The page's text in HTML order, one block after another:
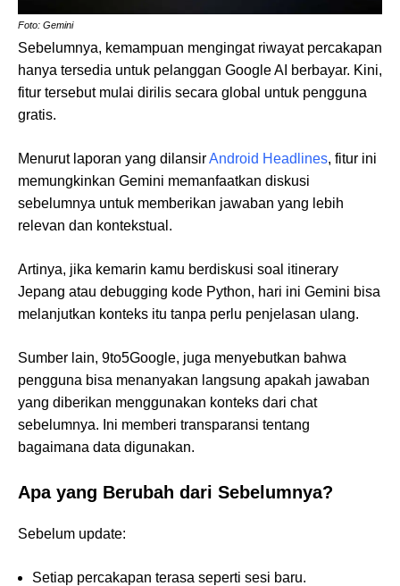
Foto: Gemini
Sebelumnya, kemampuan mengingat riwayat percakapan
hanya tersedia untuk pelanggan Google AI berbayar. Kini,
fitur tersebut mulai dirilis secara global untuk pengguna
gratis.
Menurut laporan yang dilansirAndroid Headlines, fitur ini
memungkinkan Gemini memanfaatkan diskusi
sebelumnya untuk memberikan jawaban yang lebih
relevan dan kontekstual.
Artinya, jika kemarin kamu berdiskusi soal itinerary
Jepang atau debugging kode Python, hari ini Gemini bisa
melanjutkan konteks itu tanpa perlu penjelasan ulang.
Sumber lain, 9to5Google, juga menyebutkan bahwa
pengguna bisa menanyakan langsung apakah jawaban
yang diberikan menggunakan konteks dari chat
sebelumnya. Ini memberi transparansi tentang
bagaimana data digunakan.
Apa yang Berubah dari Sebelumnya?
Sebelum update:
Setiap percakapan terasa seperti sesi baru.